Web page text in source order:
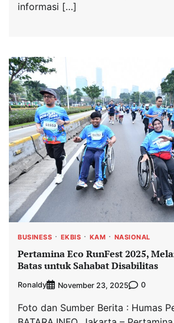
informasi […]
BUSINESS EKBIS KAM NASIONAL
Pertamina Eco RunFest 2025,
Batas untuk Sahabat Disabilitas
Ronaldy November 23, 2025 0
Foto dan Sumber Berita : Humas